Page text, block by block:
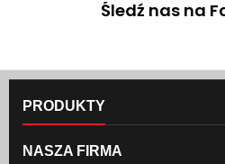
Śledź nas na
PRODUKTY
NASZA FIRMA